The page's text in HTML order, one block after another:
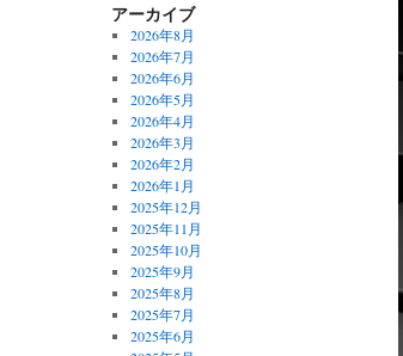
アーカイブ
2026年8月
2026年7月
2026年6月
2026年5月
2026年4月
2026年3月
2026年2月
2026年1月
2025年12月
2025年11月
2025年10月
2025年9月
2025年8月
2025年7月
2025年6月